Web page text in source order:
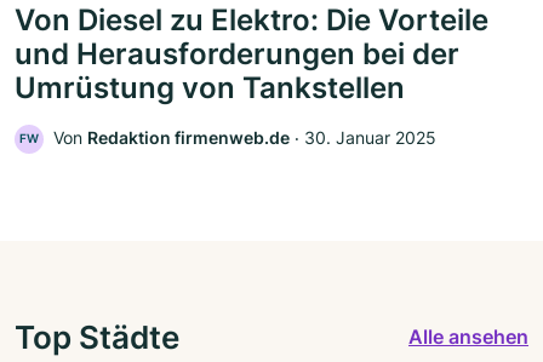
Von Diesel zu Elektro: Die Vorteile
und Herausforderungen bei der
Umrüstung von Tankstellen
FW Von Redaktion firmenweb.de ‧ 30. Januar 2025
Top Städte Alle ansehen